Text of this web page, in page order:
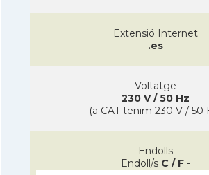
Extensió Internet
.es
Voltatge
230 V / 50 Hz
(a CAT tenim 230 V / 50
Endolls
Endoll/s C / F -